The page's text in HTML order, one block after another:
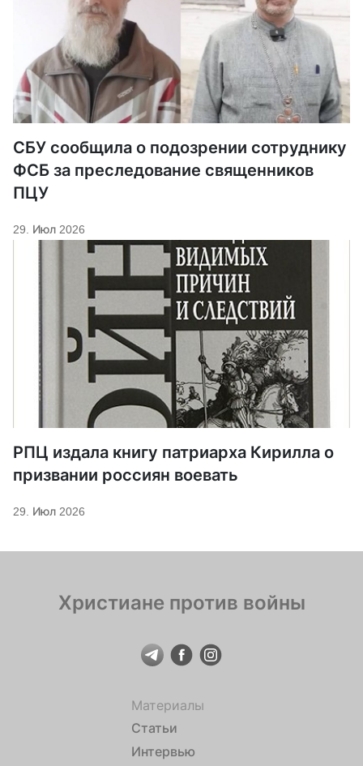
СБУ сообщила о подозрении сотруднику
ФСБ за преследование священников
ПЦУ
29. Июл 2026
РПЦ издала книгу патриарха Кирилла о
призвании россиян воевать
29. Июл 2026
Христиане против войны
Материалы
Статьи
Интервью